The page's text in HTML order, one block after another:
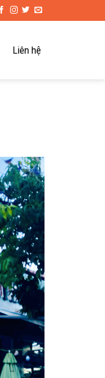
Liên hệ